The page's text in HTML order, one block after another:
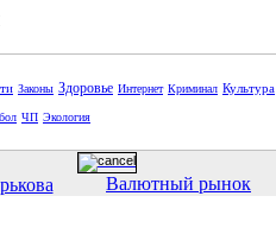
Законы Здоровье Интернет Криминал Культура
ЧП Экология
Валютный рынок